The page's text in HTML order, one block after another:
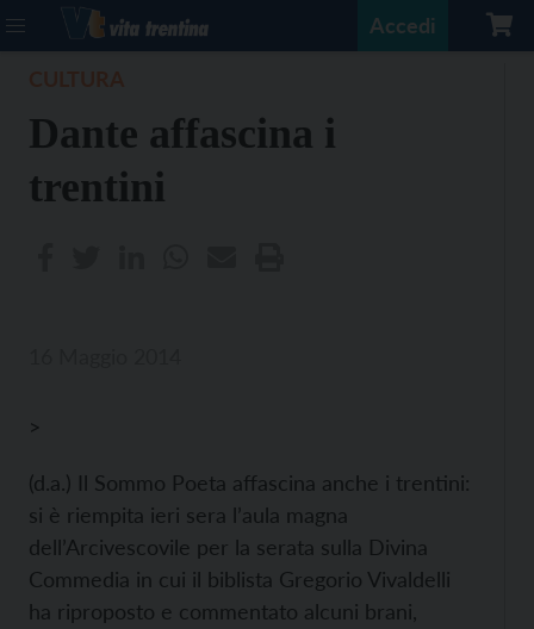
Accedi
Dante affascina i
trentini
>
(d.a.) Il Sommo Poeta affascina anche i trentini:
si è riempita ieri sera l’aula magna
dell’Arcivescovile per la serata sulla Divina
Commedia in cui il biblista Gregorio Vivaldelli
ha riproposto e commentato alcuni brani,